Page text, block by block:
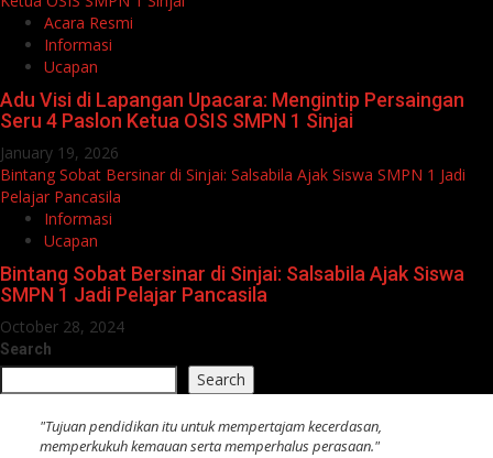
Acara Resmi
Informasi
Ucapan
Adu Visi di Lapangan Upacara: Mengintip Persaingan
Seru 4 Paslon Ketua OSIS SMPN 1 Sinjai
January 19, 2026
Bintang Sobat Bersinar di Sinjai: Salsabila Ajak Siswa SMPN 1 Jadi
Pelajar Pancasila
Informasi
Ucapan
Bintang Sobat Bersinar di Sinjai: Salsabila Ajak Siswa
SMPN 1 Jadi Pelajar Pancasila
October 28, 2024
Search
Search
"Tujuan pendidikan itu untuk mempertajam kecerdasan,
memperkukuh kemauan serta memperhalus perasaan."